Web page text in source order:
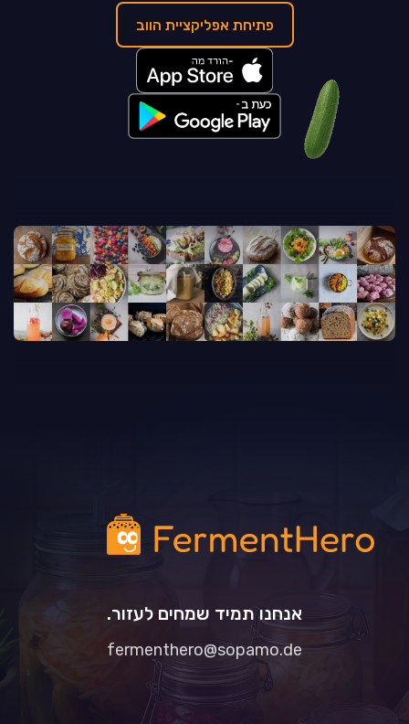
פתיחת אפליקציית הווב
אנחנו תמיד שמחים לעזור.
fermenthero@sopamo.de